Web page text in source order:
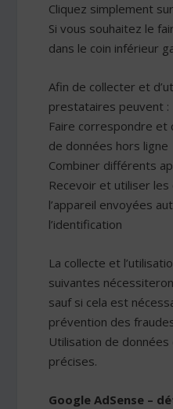
Cliquez simplement
Si vous souhaitez le
dans le coin inférieur
Afin de collecter et
prestataires peuvent :
Faire correspondre et
de données hors ligne
Combiner différents
Recevoir et utiliser
l’appareil envoyées
l’identification
La collecte et
suivantes
sauf si cela est
prévention des
Utilisation de
précises.
Google AdSense –